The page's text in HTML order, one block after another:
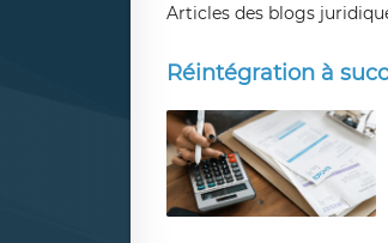
Articles des blogs
Réintégration à